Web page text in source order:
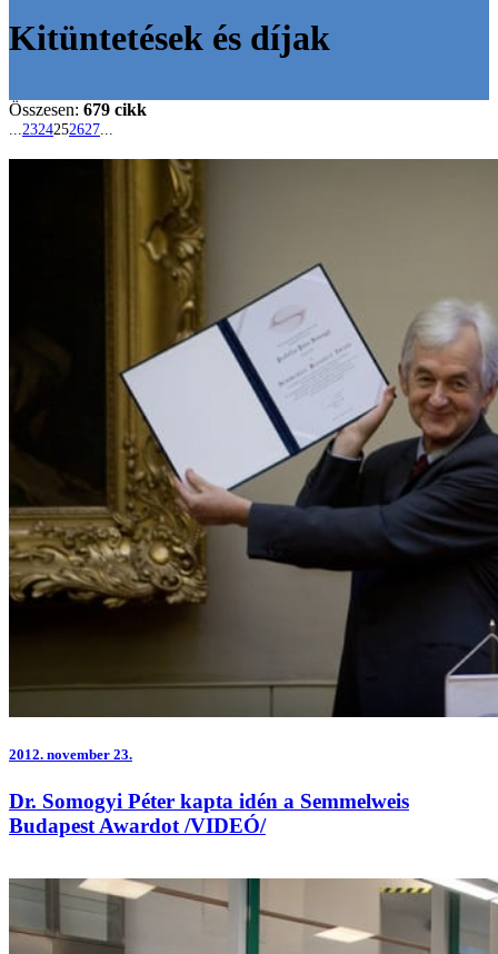
Kitüntetések és díjak
Összesen: 679 cikk
...2324252627...
2012. november 23.
Dr. Somogyi Péter kapta idén a Semmelweis
Budapest Awardot /VIDEÓ/